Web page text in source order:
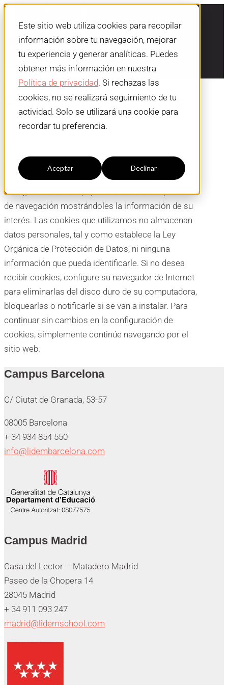
Este sitio web utiliza cookies para recopilar
información sobre tu navegación, mejorar
tu experiencia y generar analíticas. Puedes
obtener más información en nuestra
Política de privacidad. Si rechazas las
cookies, no se realizará seguimiento de tu
actividad. Solo se utilizará una cookie para
recordar tu preferencia.
Aceptar Declinar
Política de cookies
información que nos permiten comprender mejor
cómo navegan nuestros usuarios por nuestro sitio
web y, de esta forma, ayudarles durante el proceso
de navegación mostrándoles la información de su
interés. Las cookies que utilizamos no almacenan
datos personales, tal y como establece la Ley
Orgánica de Protección de Datos, ni ninguna
información que pueda identificarle. Si no desea
recibir cookies, configure su navegador de Internet
para eliminarlas del disco duro de su computadora,
bloquearlas o notificarle si se van a instalar. Para
continuar sin cambios en la configuración de
cookies, simplemente continúe navegando por el
sitio web.
Campus Barcelona
C/ Ciutat de Granada, 53-57
08005 Barcelona
+ 34 934 854 550
info@lidembarcelona.com
Campus Madrid
Casa del Lector – Matadero Madrid
Paseo de la Chopera 14
28045 Madrid
+ 34 911 093 247
madrid@lidemschool.com